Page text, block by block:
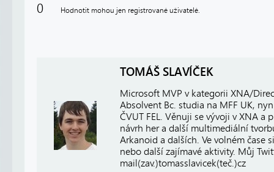
0 Hodnotit mohou jen registrované uživatelé.
TOMÁŠ SLAVÍČEK
Microsoft MVP v kategorii XNA/
Absolvent Bc. studia na MFF UK,
ČVUT FEL. Věnuji se vývoji v XNA
návrh her a další multimediální
Arkanoid a dalších. Ve volném čase
nebo další zajímavé aktivity. Můj
mail(zav.)tomasslavicek(teč.)cz